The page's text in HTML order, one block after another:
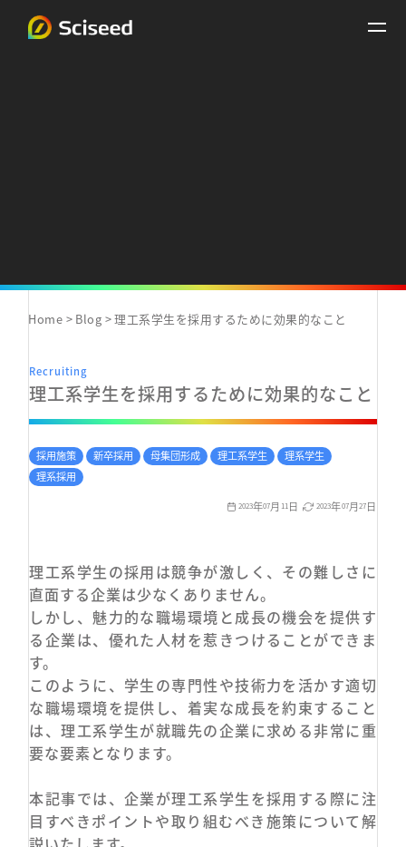
Home Blog 理工系学生を採用するために効果的なこと
Recruiting
理工系学生を採用するために効果的なこと
採用施策 新卒採用 母集団形成 理工系学生
理系学生
理系採用
2023年07月 11日 2023年07月27日
理工系学生の採用は競争が激しく、その難しさに
直面する企業は少なくありません。
しかし、魅力的な職場環境と成長の機会を提供す
る企業は、優れた人材を惹きつけることができま
す。
このように、学生の専門性や技術力を活かす適切
な職場環境を提供し、着実な成長を約束すること
は、理工系学生が就職先の企業に求める非常に重
要な要素となります。
本記事では、企業が理工系学生を採用する際に注
目すべきポイントや取り組むべき施策について解